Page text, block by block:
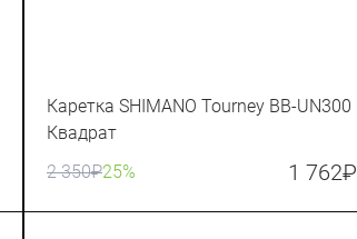
Каретка SHIMANO Tourney BB-UN300
Квадрат
2 350₽25% 1 762₽